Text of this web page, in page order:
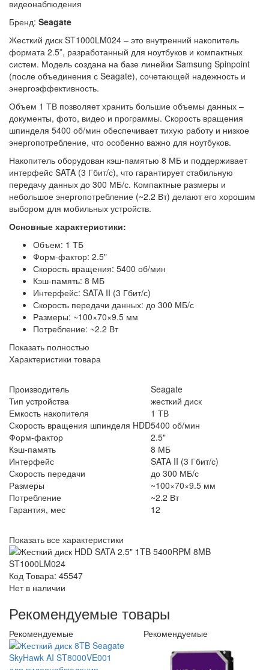
видеонаблюдения
Бренд: Seagate
Жесткий диск ST1000LM024 – это внутренний накопитель
формата 2.5”, разработанный для ноутбуков и компактных
систем. Модель создана на базе линейки Samsung Spinpoint
(после объединения с Seagate), сочетающей надежность и
энергоэффективность.
Объем 1 ТВ позволяет хранить большие объемы данных –
документы, фото, видео и программы. Скорость вращения
шпинделя 5400 об/мин обеспечивает тихую работу и низкое
энергопотребление, что особенно важно для ноутбуков.
Накопитель оборудован кэш-памятью 8 МБ и поддерживает
интерфейс SATA (3 Гбит/с), что гарантирует стабильную
передачу данных до 300 МБ/с. Компактные размеры и
небольшое энергопотребление (~2.2 Вт) делают его хорошим
выбором для мобильных устройств.
Основные характеристики:
Объем: 1 ТБ
Форм-фактор: 2.5"
Скорость вращения: 5400 об/мин
Кэш-память: 8 МБ
Интерфейс: SATA II (3 Гбит/с)
Скорость передачи данных: до 300 МБ/с
Размеры: ~100×70×9.5 мм
Потребление: ~2.2 Вт
Показать полностью
Характеристики товара
Производитель
Seagate
Тип устройства
жесткий диск
Емкость накопителя
1 ТВ
Скорость вращения шпинделя HDD5400 об/мин
Форм-фактор
2.5"
Кэш-память
8 МБ
Интерфейс
SATA II (3 Гбит/с)
Скорость передачи
до 300 МБ/с
Размеры
~100×70×9.5 мм
Потребление
~2.2 Вт
Гарантия, мес
12
Показать все характеристики
Код Товара: 45547
Нет в наличии
Рекомендуемые товары
Рекомендуемые Рекомендуемые